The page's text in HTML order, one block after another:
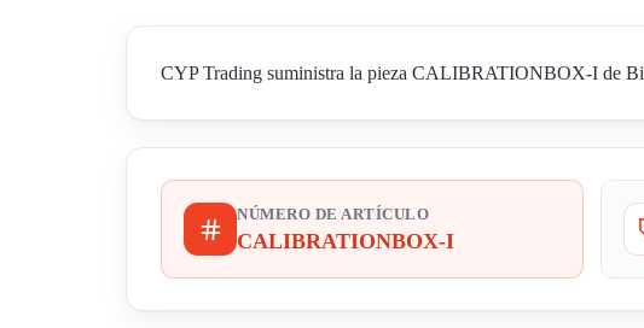
CYP Trading suministra la pieza CALIBRATIONBOX-I de
NÚMERO DE ARTÍCULO
CALIBRATIONBOX-I